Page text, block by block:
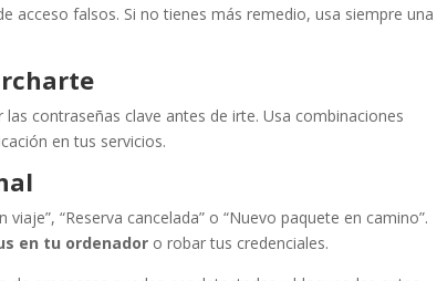
acceso falsos. Si no tienes más remedio, usa siempre una
contraseñas clave antes de irte. Usa combinaciones
en tus servicios.
“Reserva cancelada” o “Nuevo paquete en camino”.
en tu ordenador o robar tus credenciales.